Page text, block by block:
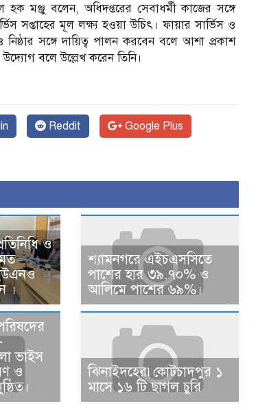
হক মঞ্জু বলেন, অধিদপ্তরের সেবাধর্মী কাজের সঙ্গে
সপ্তাহের মূল লক্ষ্য হওয়া উচিৎ। ফায়ার সার্ভিস ও
সঙ্গে দায়িত্ব পালন করবেন বলে আশা প্রকাশ
বলে উল্লেখ করেন তিনি।
Reddit Google Plus
ও
।
শ্যামনগরে এইচএসসিতে
পাশের হার ৩৯.৭০% ও
আলিমে পাশের ৬৯%।
ভাইস
ও
ঝিনাইদহের৷কোটচাদপুর ১
মাসে ১৬ টি ছাগল চুরি